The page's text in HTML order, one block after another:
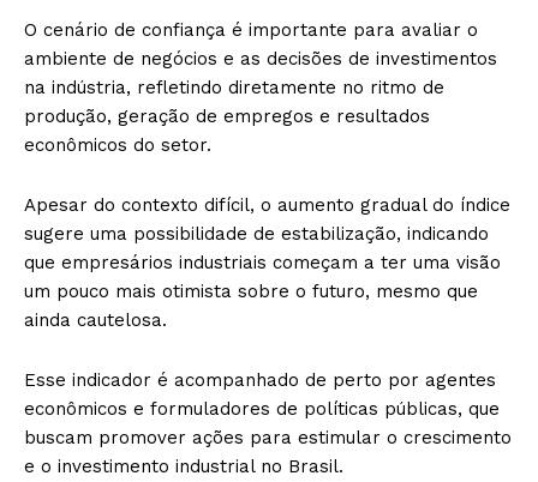
O cenário de confiança é importante para avaliar o
ambiente de negócios e as decisões de investimentos
na indústria, refletindo diretamente no ritmo de
produção, geração de empregos e resultados
econômicos do setor.
Apesar do contexto difícil, o aumento gradual do índice
sugere uma possibilidade de estabilização, indicando
que empresários industriais começam a ter uma visão
um pouco mais otimista sobre o futuro, mesmo que
ainda cautelosa.
Esse indicador é acompanhado de perto por agentes
econômicos e formuladores de políticas públicas, que
buscam promover ações para estimular o crescimento
e o investimento industrial no Brasil.